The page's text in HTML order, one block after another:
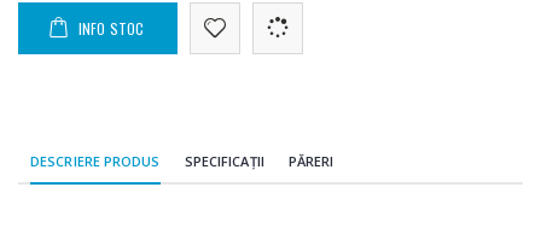
INFO STOC
DESCRIERE PRODUS SPECIFICAȚII PĂRERI